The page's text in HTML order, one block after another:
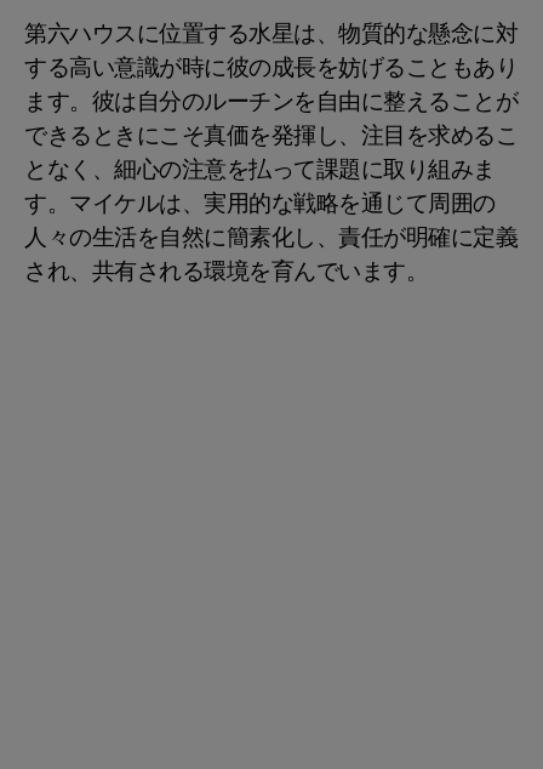
第六ハウスに位置する水星は、物質的な懸念に対
する高い意識が時に彼の成長を妨げることもあり
ます。彼は自分のルーチンを自由に整えることが
できるときにこそ真価を発揮し、注目を求めるこ
となく、細心の注意を払って課題に取り組みま
す。マイケルは、実用的な戦略を通じて周囲の
人々の生活を自然に簡素化し、責任が明確に定義
され、共有される環境を育んでいます。